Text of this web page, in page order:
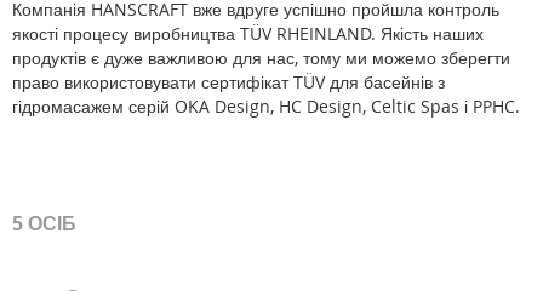
Компанія HANSCRAFT вже вдруге успішно пройшла контроль
якості процесу виробництва TÜV RHEINLAND. Якість наших
продуктів є дуже важливою для нас, тому ми можемо зберегти
право використовувати сертифікат TÜV для басейнів з
гідромасажем серій OKA Design, HC Design, Celtic Spas і PPHC.
5 ОСІБ